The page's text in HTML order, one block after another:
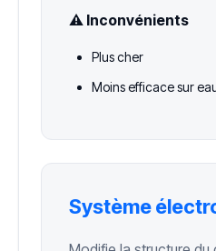
⚠️ Inconvénients
Plus cher
Moins efficace sur
Système